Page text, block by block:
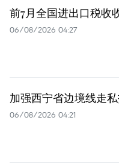
前7月全国进出口税收
06/08/2026 04:27
加强西宁省边境线走
06/08/2026 04:21